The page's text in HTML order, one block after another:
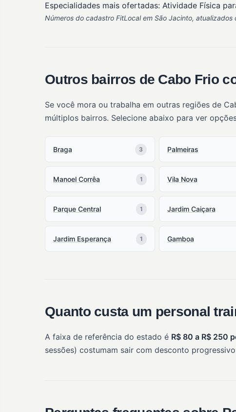
Especialidades mais ofertadas: Atividade Física
Números do cadastro FitLocal em São Jacinto,
Outros bairros de Cabo Frio
Se você mora ou trabalha em outras regiões de
múltiplos bairros. Selecione abaixo para ver
Braga 3 Palmeiras
Manoel Corrêa 1 Vila Nova
Parque Central 1 Jardim Caiçara
Jardim Esperança 1 Gamboa
Quanto custa um personal
A faixa de referência do estado é R$ 80 a R$ 250
sessões) costumam sair com desconto